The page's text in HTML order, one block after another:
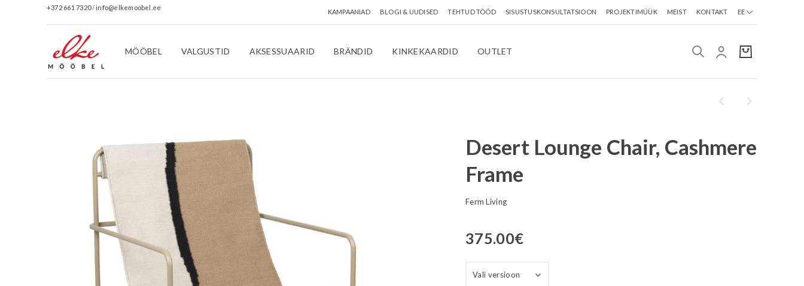
+372 661 7320/info@elkemoobel.ee
KAMPAANIAD BLOGI & UUDISED TEHTUD TÖÖD SISUSTUSKONSULTATSIOON PROJEKTIMÜÜK MEIST KONTAKT EE
MÖÖBEL VALGUSTID AKSESSUAARID BRÄNDID KINKEKAARDID OUTLET
Desert Lounge Chair, Cashmere
Frame
Ferm Living
375.00€